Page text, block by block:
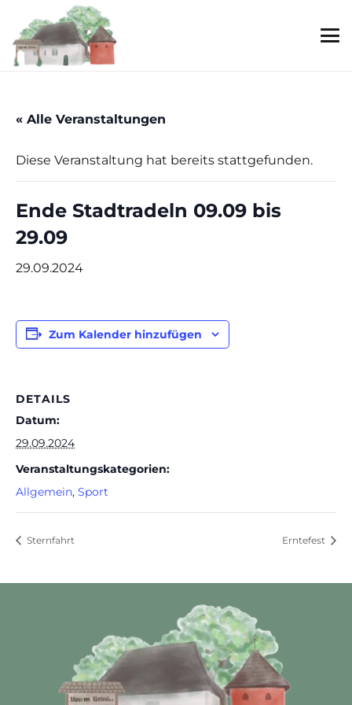
« Alle Veranstaltungen
Diese Veranstaltung hat bereits stattgefunden.
Ende Stadtradeln 09.09 bis
29.09
29.09.2024
Zum Kalender hinzufügen
DETAILS
Datum:
29.09.2024
Veranstaltungskategorien:
Allgemein, Sport
Sternfahrt Erntefest